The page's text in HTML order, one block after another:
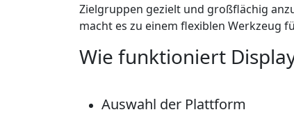
Zielgruppen gezielt und großflächig
macht es zu einem flexiblen Werkzeug
Wie funktioniert
Auswahl der Plattform